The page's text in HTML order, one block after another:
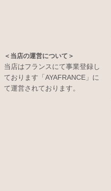
＜当店の運営について＞
当店はフランスにて事業登録し
ております「AYAFRANCE」に
て運営されております。